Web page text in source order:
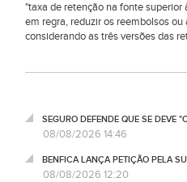
"taxa de retenção na fonte superior
em regra, reduzir os reembolsos
considerando as três versões das
SEGURO DEFENDE QUE SE DEVE
08/08/2026 14:46
BENFICA LANÇA PETIÇÃO PELA
08/08/2026 12:20